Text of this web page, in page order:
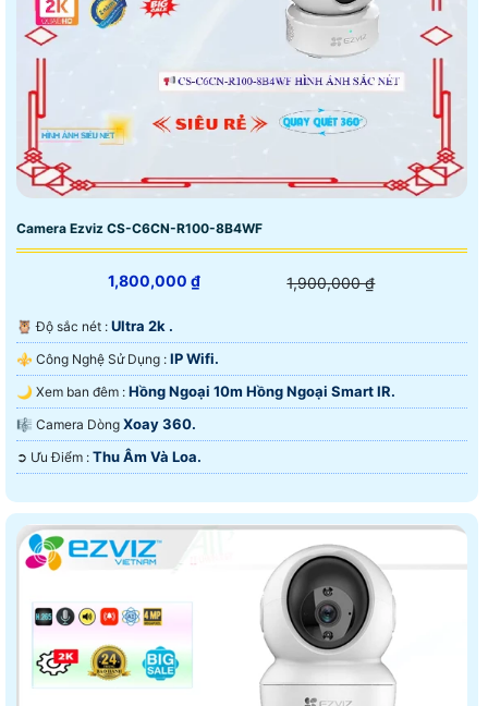
Camera Ezviz CS-C6CN-R100-8B4WF
1,800,000 ₫ 1,900,000 ₫
🦉 Độ sắc nét : Ultra 2k .
⚜️ Công Nghệ Sử Dụng : IP Wifi.
🌙 Xem ban đêm : Hồng Ngoại 10m Hồng Ngoại Smart IR.
🎼️ Camera Dòng Xoay 360.
️➲ Ưu Điểm : Thu Âm Và Loa.